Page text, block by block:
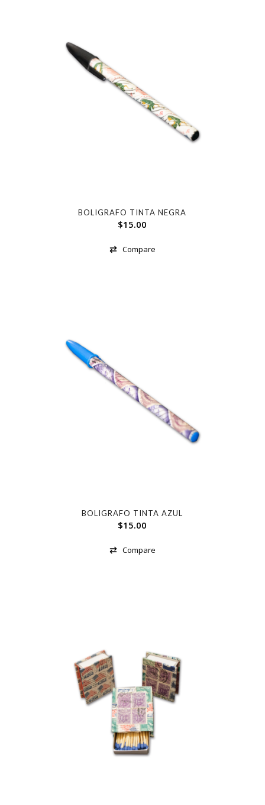
BOLIGRAFO TINTA NEGRA
$15.00
Compare
BOLIGRAFO TINTA AZUL
$15.00
Compare